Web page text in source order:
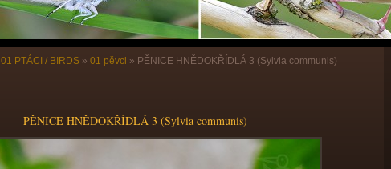
01 PTÁCI / BIRDS » 01 pěvci » PĚNICE HNĚDOKŘÍDLÁ 3 (Sylvia communis)
PĚNICE HNĚDOKŘÍDLÁ 3 (Sylvia communis)